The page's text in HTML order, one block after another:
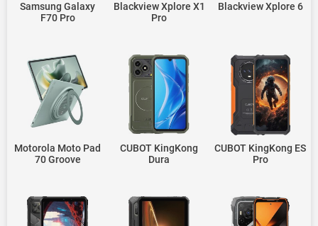
Blackview Xplore 6
Blackview Xplore X1
Pro
Samsung Galaxy
F70 Pro
CUBOT KingKong ES
Pro
CUBOT KingKong
Dura
Motorola Moto Pad
70 Groove